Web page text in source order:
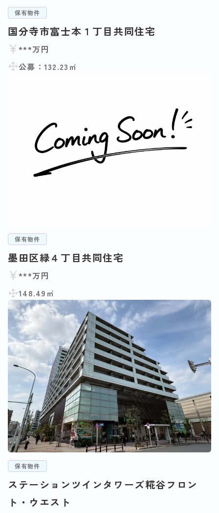
保有物件
国分寺市富士本１丁目共同住宅
***万円
公募：132.23㎡
保有物件
墨田区緑４丁目共同住宅
***万円
148.49㎡
保有物件
ステーションツインタワーズ糀谷フロン
ト・ウエスト